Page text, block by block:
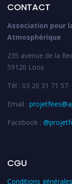
CONTACT
Association pour
Atmosphérique
235 avenue de la
59120 Loos
Tél : 03 20 31 71 57
Email :
Facebook :
CGU
Conditions